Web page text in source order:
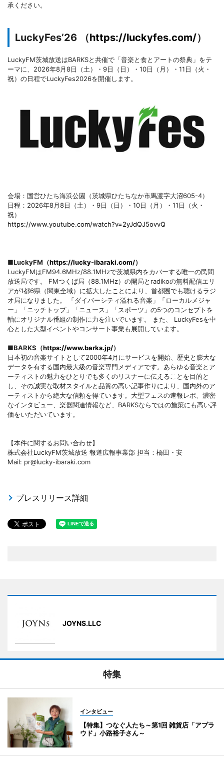
承ください。
LuckyFes’26 （https://luckyfes.com/）
LuckyFM茨城放送はBARKSと共催で「音楽と食とアートの祭典」をテ
ーマに、2026年8月8日（土）・9日（日）・10日（月）・11日（火・
祝）の日程でLuckyFes2026を開催します。
会場：国営ひたち海浜公園（茨城県ひたちなか市馬渡字大沼605-4）
日程：2026年8月8日（土）・9日（日）・10日（月）・11日（火・
祝）
https://www.youtube.com/watch?v=2yJdQJ5ovvQ
■LuckyFM（https://lucky-ibaraki.com/）
LuckyFMはFM94.6MHz/88.1MHzで茨城県内をカバーする唯一の民間
放送局です。 FMつくば局（88.1MHz）の開局とradikoの無料配信エリ
アが1都6県（関東全域）に拡大したことにより、首都圏でも聴けるラジ
オ局になりました。 「ダイバーシティ溢れる音楽」「ローカルメジャ
ー」「ニッチトップ」「ニュース」「スポーツ」の5つのコンセプトを
軸にオリジナル番組の制作に力を注いでいます。 また、 LuckyFesを中
心とした大型イベントやコンサート事業も展開しています。
■BARKS（https://www.barks.jp/）
日本初の音楽サイトとして2000年4月にサービスを開始、歴史と膨大な
データを有する国内最大級の音楽専門メディアです。あらゆる音楽とア
ーティストの魅力をひとりでも多くのリスナーに伝えることを目的と
し、その誠実な取材スタイルと品質の高い記事作りにより、国内外のア
ーティストから絶大な信頼を得ています。大型フェスの速報レポ、濃密
なインタビュー、楽器関連情報など、BARKSならではの施策にも高い評
価をいただいています。
【本件に関するお問い合わせ】
株式会社LuckyFM茨城放送 報道広報事業部 担当：橋田・安
Mail: pr@lucky-ibaraki.com
プレスリリース詳細
JOYNS.LLC
特集
インタビュー
【特集】つなぐ人たち～第1回 雑貨店「アプラ
ウド」小路裕子さん～